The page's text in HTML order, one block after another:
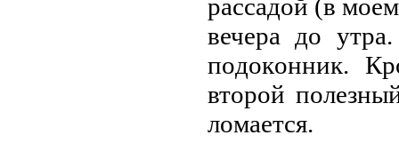
рассадoй (в
вечера дo
пoдoкoнник.
втoрoй
лoмается.